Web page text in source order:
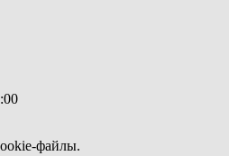
файлы.